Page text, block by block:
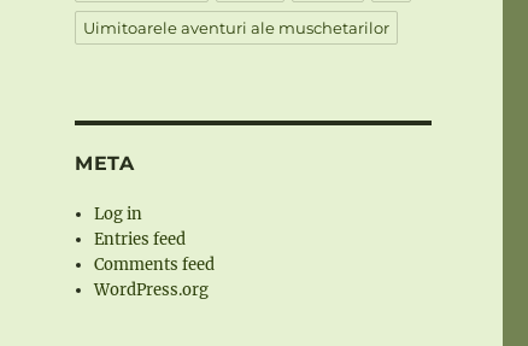
Uimitoarele aventuri ale muschetarilor
META
Log in
Entries feed
Comments feed
WordPress.org